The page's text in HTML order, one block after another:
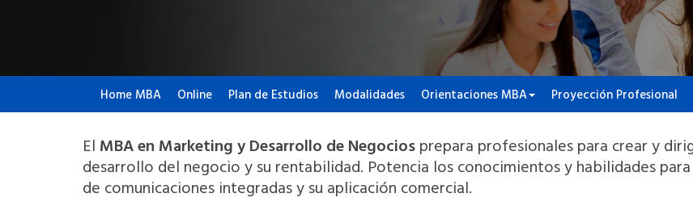
Home MBA Online Plan de Estudios Modalidades Orientaciones MBA Proyección Profesional
El MBA en Marketing y Desarrollo de Negociosprepara profesionales para crear y
desarrollo del negocio y su rentabilidad. Potencia los conocimientos y habilidades
de comunicaciones integradas y su aplicación comercial.